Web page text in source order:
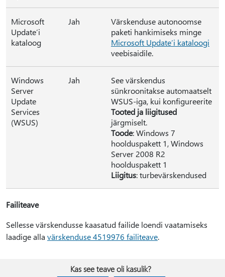
Microsoft
Update’i
kataloog
Jah
Värskenduse autonoomse
paketi hankimiseks minge
Microsoft Update’i kataloogi
veebisaidile.
Windows
Server
Update
Services
(WSUS)
Jah
See värskendus
sünkroonitakse automaatselt
WSUS-iga, kui konfigureerite
Tooted ja liigitused
järgmiselt.
Toode: Windows 7
hoolduspakett 1, Windows
Server 2008 R2
hoolduspakett 1
Liigitus: turbevärskendused
Failiteave
Sellesse värskendusse kaasatud failide loendi vaatamiseks
laadige alla värskenduse 4519976 failiteave.
Kas see teave oli kasulik?